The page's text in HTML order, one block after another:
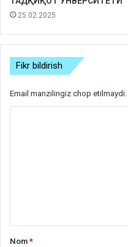
25.02.2025
Fikr bildirish
Email manzilingiz chop etilmaydi.
Nom*